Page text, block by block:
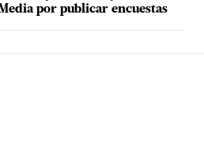
por publicar encuestas